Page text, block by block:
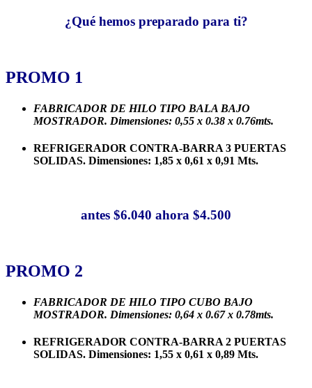
¿Qué hemos preparado para ti?
PROMO 1
FABRICADOR DE HILO TIPO BALA BAJO
MOSTRADOR. Dimensiones: 0,55 x 0.38 x 0.76mts.
REFRIGERADOR CONTRA-BARRA 3 PUERTAS
SOLIDAS. Dimensiones: 1,85 x 0,61 x 0,91 Mts.
antes $6.040 ahora $4.500
PROMO 2
FABRICADOR DE HILO TIPO CUBO BAJO
MOSTRADOR. Dimensiones: 0,64 x 0.67 x 0.78mts.
REFRIGERADOR CONTRA-BARRA 2 PUERTAS
SOLIDAS. Dimensiones: 1,55 x 0,61 x 0,89 Mts.